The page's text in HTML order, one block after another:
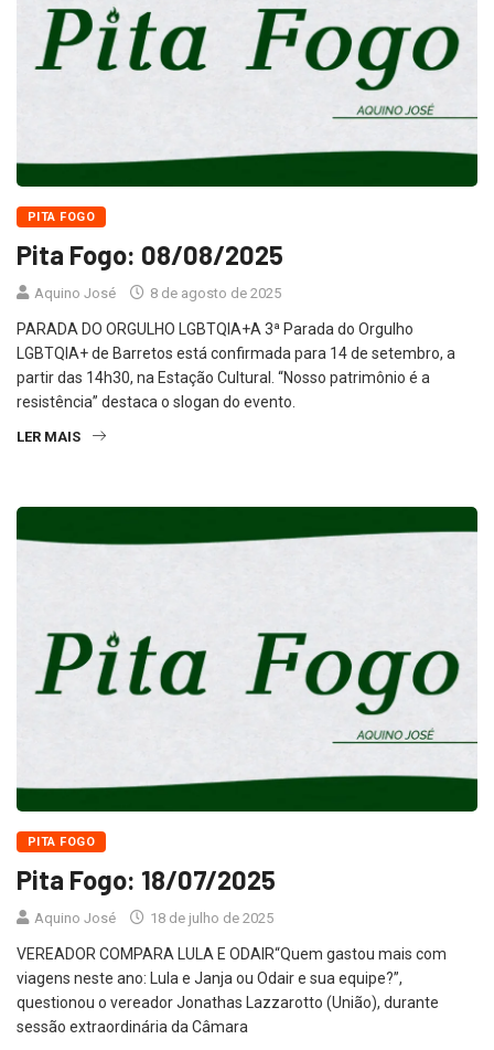
PITA FOGO
Pita Fogo: 08/08/2025
Aquino José 8 de agosto de 2025
PARADA DO ORGULHO LGBTQIA+A 3ª Parada do Orgulho
LGBTQIA+ de Barretos está confirmada para 14 de setembro, a
partir das 14h30, na Estação Cultural. “Nosso patrimônio é a
resistência” destaca o slogan do evento.
LER MAIS
PITA FOGO
Pita Fogo: 18/07/2025
Aquino José 18 de julho de 2025
VEREADOR COMPARA LULA E ODAIR“Quem gastou mais com
viagens neste ano: Lula e Janja ou Odair e sua equipe?”,
questionou o vereador Jonathas Lazzarotto (União), durante
sessão extraordinária da Câmara
LER MAIS